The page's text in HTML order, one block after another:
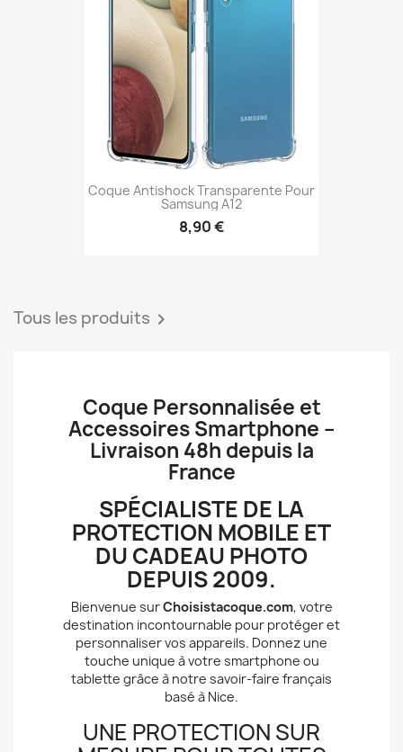
Coque Antishock Transparente Pour
Samsung A12
8,90 €
Tous les produits 
Coque Personnalisée et
Accessoires Smartphone –
Livraison 48h depuis la
France
SPÉCIALISTE DE LA
PROTECTION MOBILE ET
DU CADEAU PHOTO
DEPUIS 2009.
Bienvenue surChoisistacoque.com, votre
destination incontournable pour protéger et
personnaliser vos appareils. Donnez une
touche unique à votre smartphone ou
tablette grâce à notre savoir-faire français
basé à Nice.
UNE PROTECTION SUR